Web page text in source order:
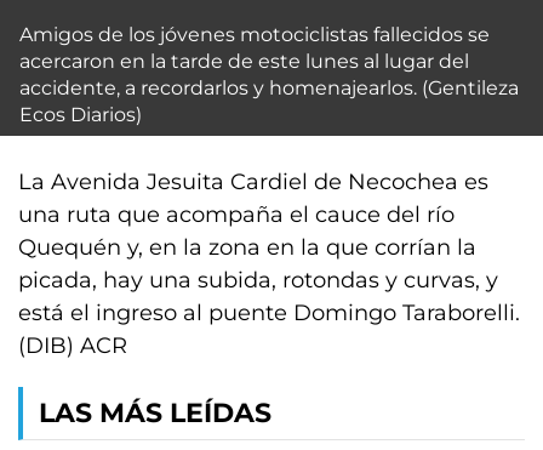
Amigos de los jóvenes motociclistas fallecidos se
acercaron en la tarde de este lunes al lugar del
accidente, a recordarlos y homenajearlos. (Gentileza
Ecos Diarios)
La Avenida Jesuita Cardiel de Necochea es
una ruta que acompaña el cauce del río
Quequén y, en la zona en la que corrían la
picada, hay una subida, rotondas y curvas, y
está el ingreso al puente Domingo Taraborelli.
(DIB) ACR
LAS MÁS LEÍDAS